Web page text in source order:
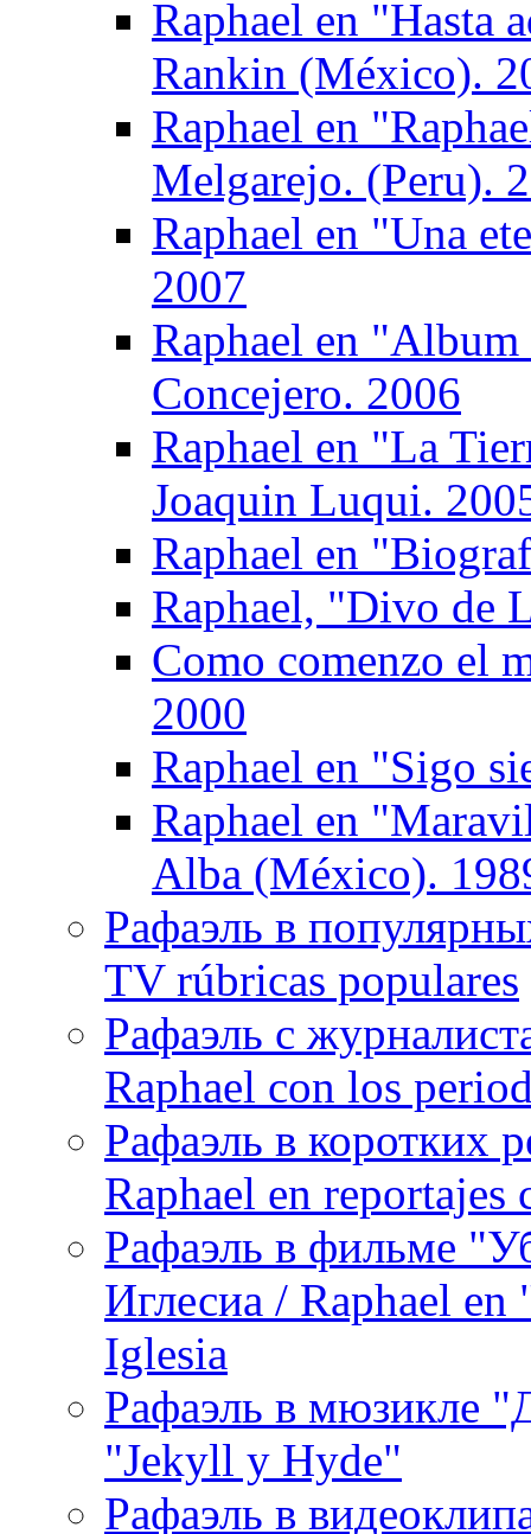
Raphael en "Hasta
Rankin (México).
Raphael en
Melgarejo. (Peru).
Raphael en "Una
2007
Raphael en "Album
Concejero. 2006
Raphael en "La
Joaquin Luqui.
Raphael en
Raphael, "Divo de
Como comenzo el
2000
Raphael en "Sigo
Raphael en
Alba (México).
Рафаэль в
TV rúbricas populares
Рафаэль с
Raphael con los
Рафаэль в коротких
Raphael en reportajes
Рафаэль в фильме
Иглесиа / Raphael
Iglesia
Рафаэль в мюзикле
"Jekyll y Hyde"
Рафаэль в